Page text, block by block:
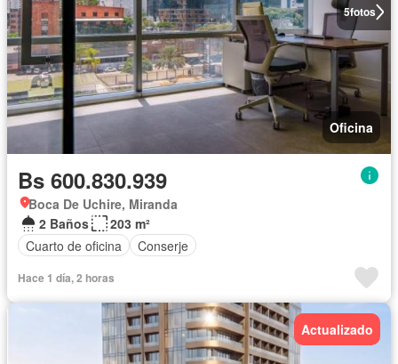
5fotos
Oficina
Bs 600.830.939
Boca De Uchire, Miranda
2 Baños
203 m²
Cuarto de oficina
Conserje
Hace 1 día, 2 horas
Actualizado